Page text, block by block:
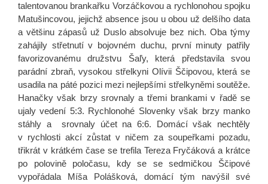
talentovanou brankařku Vorzáčkovou a rychlonohou spojku
Matušincovou, jejichž absence jsou u obou už delšího data
a většinu zápasů už Duslo absolvuje bez nich. Oba týmy
zahájily střetnutí v bojovném duchu, první minuty patřily
favorizovanému družstvu Šaľy, která představila svou
parádní zbraň, vysokou střelkyni Olívii Ščipovou, která se
usadila na páté pozici mezi nejlepšími střelkyněmi soutěže.
Hanačky však brzy srovnaly a třemi brankami v řadě se
ujaly vedení 5:3. Rychlonohé Slovenky však brzy manko
stáhly a srovnaly účet na 6:6. Domácí však nechtěly
v rychlosti akcí zůstat v ničem za soupeřkami pozadu,
třikrát v krátkém čase se trefila Tereza Fryčáková a krátce
po polovině poločasu, kdy se se sedmičkou Ščipové
vypořádala Míša Polášková, domácí tým navýšil své